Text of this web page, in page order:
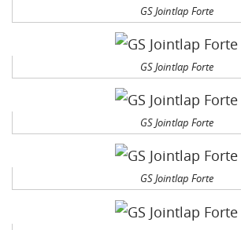
GS Jointlap Forte
GS Jointlap Forte
GS Jointlap Forte
GS Jointlap Forte